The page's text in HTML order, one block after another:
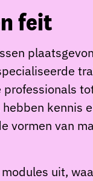
feit
vormen van
uit,